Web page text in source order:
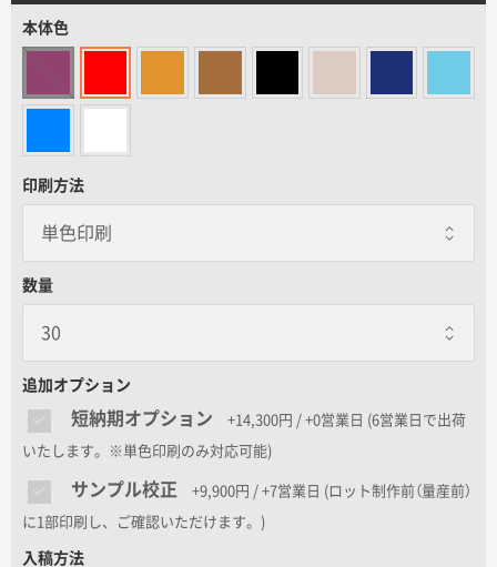
ご注文の流れ
お見積書の作成方法
再注文について
よくあるご質問
名入れグループサイト
本体色
印刷方法
数量
追加オプション
短納期オプション +14,300円 / +0営業日 (6営業日で出荷
いたします。※単色印刷のみ対応可能)
サンプル校正 +9,900円 / +7営業日 (ロット制作前（量産前）
に1部印刷し、ご確認いただけます。)
入稿方法